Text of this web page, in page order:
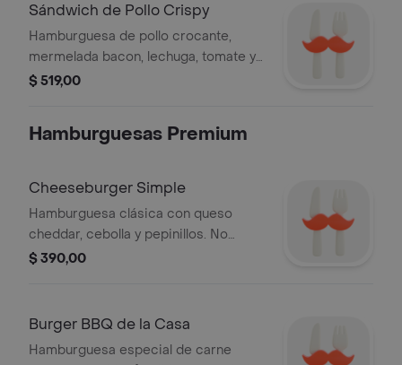
Sándwich de Pollo Crispy
Hamburguesa de pollo crocante,
mermelada bacon, lechuga, tomate y
cheddar en pan de papa con alioli,
$ 519,00
Hamburguesas Premium
Cheeseburger Simple
Hamburguesa clásica con queso
cheddar, cebolla y pepinillos. No
incluye guarnición.
$ 390,00
Burger BBQ de la Casa
Hamburguesa especial de carne